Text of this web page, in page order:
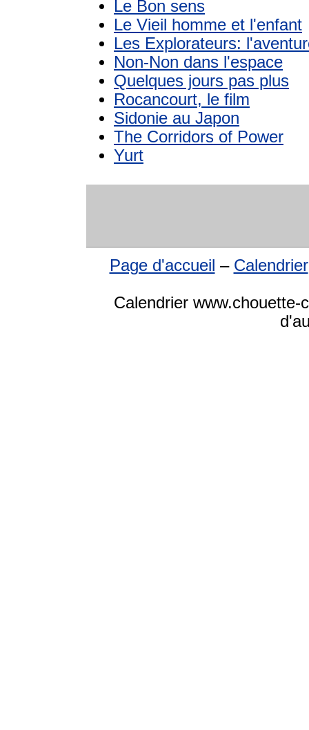
Le Bon sens
Le Vieil homme et l'enfant
Les Explorateurs:
Non-Non dans l'espace
Quelques jours pas plus
Rocancourt, le film
Sidonie au Japon
The Corridors of Power
Yurt
Page d'accueil – Calendrier
Calendrier www.chouette-